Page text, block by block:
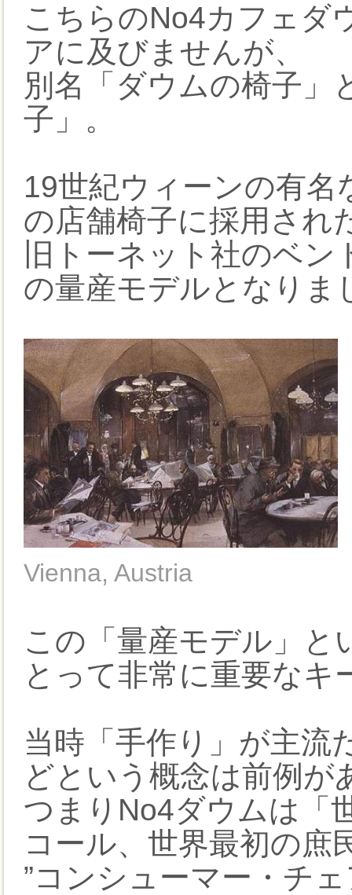
こちらのNo4カフェダ
アに及びませんが、
別名「ダウムの椅子」
子」。
19世紀ウィーンの有名
の店舗椅子に採用され
旧トーネット社のベ
の量産モデルとなりま
Vienna, Austria
この「量産モデル」と
とって非常に重要なキ
当時「手作り」が主流
どという概念は前例が
つまりNo4ダウムは「
コール、世界最初の庶
”コンシューマー・チ